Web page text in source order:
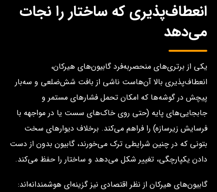
انعطاف‌پذیری که ساختار را نجات
می‌دهد
یکی از برتری‌های منحصربه‌فرد گابیون‌های هیرکان،
انعطاف‌پذیری بالا آن‌هاست ناشی از بافت شش‌ضلعی و سه‌بار
پیچش در گوشه‌ها که امکان تحمل فشارهای مستمر و
جابجایی‌های پایه (حتی روی خاک‌های سست یا در مواجهه با
فرسایش زیرسازه) را فراهم می‌کند. برخلاف دیوارهای سخت
بتونی که در چنین شرایطی ترک می‌خورند، گابیون بدون از دست
دادن یکپارچگی، تغییر شکل می‌دهد و ساختار را حفظ می‌کند.
گابیون‌های هیرکان از نظر اقتصادی نیز گزینه‌ای هوشمندانه‌اند: